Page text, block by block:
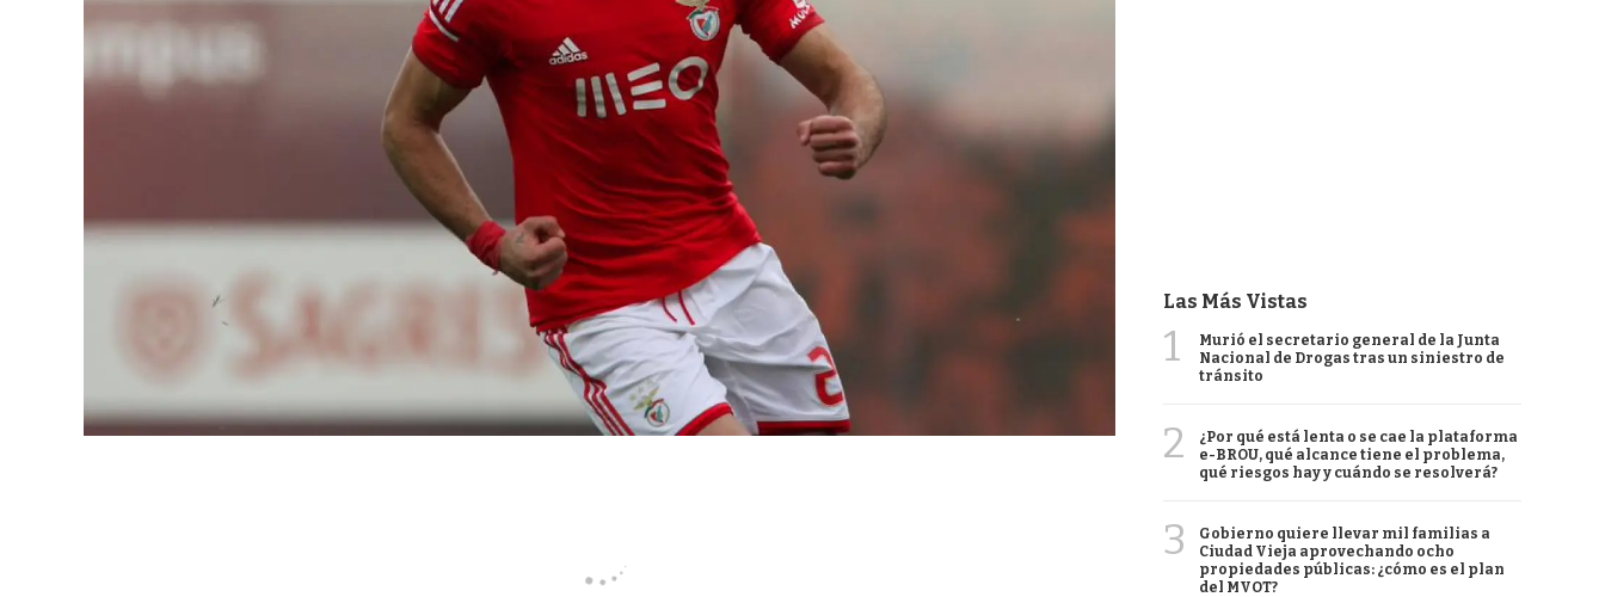
Las Más Vistas
1
Murió el secretario general de la Junta
Nacional de Drogas tras un siniestro de
tránsito
2
¿Por qué está lenta o se cae la plataforma
e-BROU, qué alcance tiene el problema,
qué riesgos hay y cuándo se resolverá?
3
Gobierno quiere llevar mil familias a
Ciudad Vieja aprovechando ocho
propiedades públicas: ¿cómo es el plan
del MVOT?